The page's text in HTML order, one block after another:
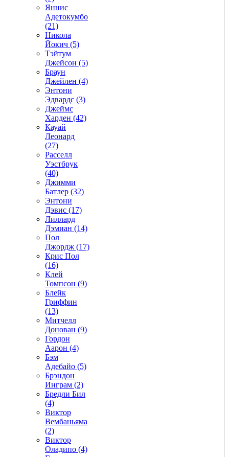
Яннис
Адетокумбо
(21)
Никола
Йокич (5)
Тэйтум
Джейсон (5)
Браун
Джейлен (4)
Энтони
Эдвардс (3)
Джеймс
Харден (42)
Кауай
Леонард
(27)
Расселл
Уэстбрук
(40)
Джимми
Батлер (32)
Энтони
Дэвис (17)
Лиллард
Дэмиан (14)
Пол
Джордж (17)
Крис Пол
(16)
Клей
Томпсон (9)
Блейк
Гриффин
(13)
Митчелл
Донован (9)
Гордон
Аарон (4)
Бэм
Адебайо (5)
Брэндон
Инграм (2)
Бредли Бил
(4)
Виктор
Вембаньяма
(2)
Виктор
Оладипо (4)